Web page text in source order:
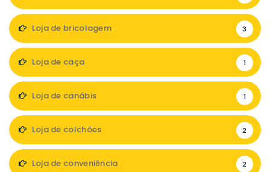
Loja de bricolagem 3
Loja de caça 1
Loja de canábis 1
Loja de colchões 2
Loja de conveniência 2